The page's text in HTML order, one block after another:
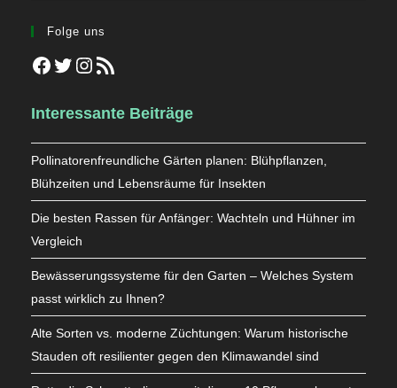
Folge uns
Facebook
TwitterInstagram
RSS-Feed
Interessante Beiträge
Pollinatorenfreundliche Gärten planen: Blühpflanzen,
Blühzeiten und Lebensräume für Insekten
Die besten Rassen für Anfänger: Wachteln und Hühner im
Vergleich
Bewässerungssysteme für den Garten – Welches System
passt wirklich zu Ihnen?
Alte Sorten vs. moderne Züchtungen: Warum historische
Stauden oft resilienter gegen den Klimawandel sind